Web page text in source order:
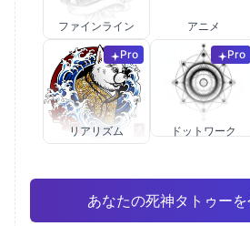
ファインライン アニメ
Pro
リアリズム
Pro
ドットワーク
あなたの死神タトゥー